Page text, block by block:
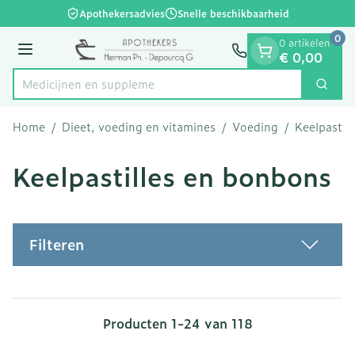
Ga naar de inhoudApothekersadvies Snelle beschikbaarheid
Menu
Product, merk, categorie...
Me Zoek
0 artikelen
€ 0,00
0
Home / Dieet, voeding en vitamines / Voeding /
Keelpastilles en bonbons
Filteren
Producten 1-24 van 118